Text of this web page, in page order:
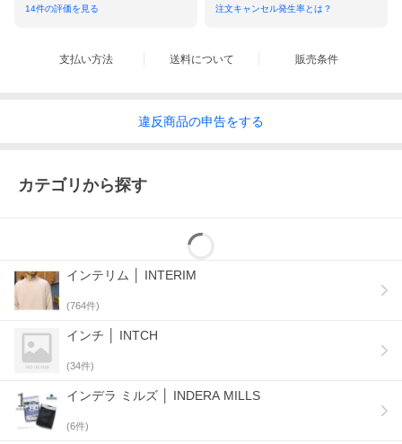
商品説明
アンドフェブ別注で、サックスのブロード生地で製作していた
1960年代の日本製TOWN CRAFTのシャツを基にしたオープン
カラーシャツ。左胸に大きなポケットを設けた片ポケタイプで
上品さを演出しています。トップボタンはループ留め仕様を採
用しています。ハリのある襟をキープできるようカラーキーパ
ーが付属します。 半袖は、長袖よりもアームホールを大きく
─ 200双ブロード
シャツ生地の中でも極めて細い、スーピマコットンの200番双
糸を高密度に織り上げたブロード生地を使用しています。「シ
14件の評価を見る 注文キャンセル発生率とは？
支払い方法 送料について 販売条件
違反商品の申告をする
カテゴリから探す
インテリム │ INTERIM
(764件)
インチ │ INTCH
(34件)
インデラ ミルズ │ INDERA MILLS
(6件)